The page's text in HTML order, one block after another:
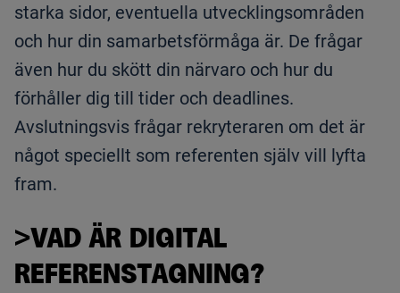
starka sidor, eventuella utvecklingsområden
och hur din samarbetsförmåga är. De frågar
även hur du skött din närvaro och hur du
förhåller dig till tider och deadlines.
Avslutningsvis frågar rekryteraren om det är
något speciellt som referenten själv vill lyfta
fram.
>VAD ÄR DIGITAL
REFERENSTAGNING?